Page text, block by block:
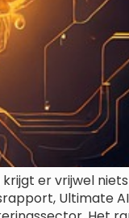
er vrijwel
Ultimate